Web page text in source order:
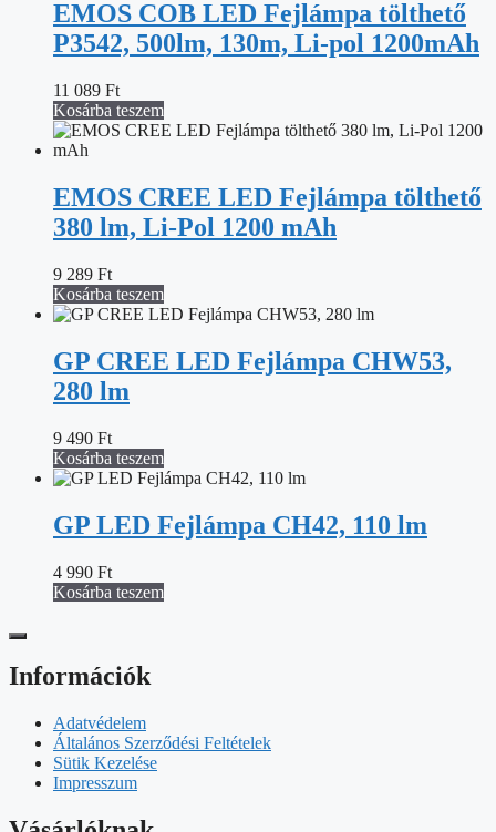
EMOS COB LED Fejlámpa tölthető
P3542, 500lm, 130m, Li-pol 1200mAh
11 089 Ft
Kosárba teszem
EMOS CREE LED Fejlámpa tölthető
380 lm, Li-Pol 1200 mAh
9 289 Ft
Kosárba teszem
GP CREE LED Fejlámpa CHW53,
280 lm
9 490 Ft
Kosárba teszem
GP LED Fejlámpa CH42, 110 lm
4 990 Ft
Kosárba teszem
Információk
Adatvédelem
Általános Szerződési Feltételek
Sütik Kezelése
Impresszum